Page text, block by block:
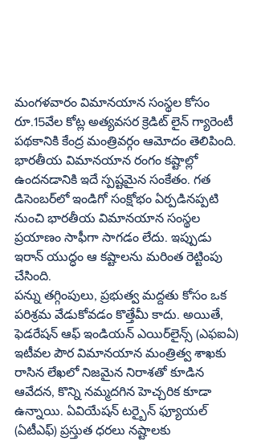
మంగళవారం విమానయాన సంస్థల కోసం
రూ.15వేల కోట్ల అత్యవసర క్రెడిట్ లైన్ గ్యారెంటీ
పథకానికి కేంద్ర మంత్రివర్గం ఆమోదం తెలిపింది.
భారతీయ విమానయాన రంగం కష్టాల్లో
ఉందనడానికి ఇదే స్పష్టమైన సంకేతం. గత
డిసెంబర్‌లో ఇండిగో సంక్షోభం ఏర్పడినప్పటి
నుంచి భారతీయ విమానయాన సంస్థల
ప్రయాణం సాఫీగా సాగడం లేదు. ఇప్పుడు
ఇరాన్ యుద్ధం ఆ కష్టాలను మరింత రెట్టింపు
చేసింది.
పన్ను తగ్గింపులు, ప్రభుత్వ మద్దతు కోసం ఒక
పరిశ్రమ వేడుకోవడం కొత్తేమీ కాదు. అయితే,
ఫెడరేషన్ ఆఫ్ ఇండియన్ ఎయిర్‌లైన్స్ (ఎఫఐఏ)
ఇటీవల పౌర విమానయాన మంత్రిత్వ శాఖకు
రాసిన లేఖలో నిజమైన నిరాశతో కూడిన
ఆవేదన, కొన్ని నమ్మదగిన హెచ్చరిక కూడా
ఉన్నాయి. ఏవియేషన్ టర్బైన్ ఫ్యూయల్
(ఏటీఎఫ్) ప్రస్తుత ధరలు నష్టాలకు